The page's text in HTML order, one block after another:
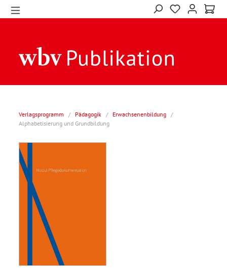
Verlagsprogramm / Pädagogik / Erwachsenenbildung /
Alphabetisierung und Grundbildung